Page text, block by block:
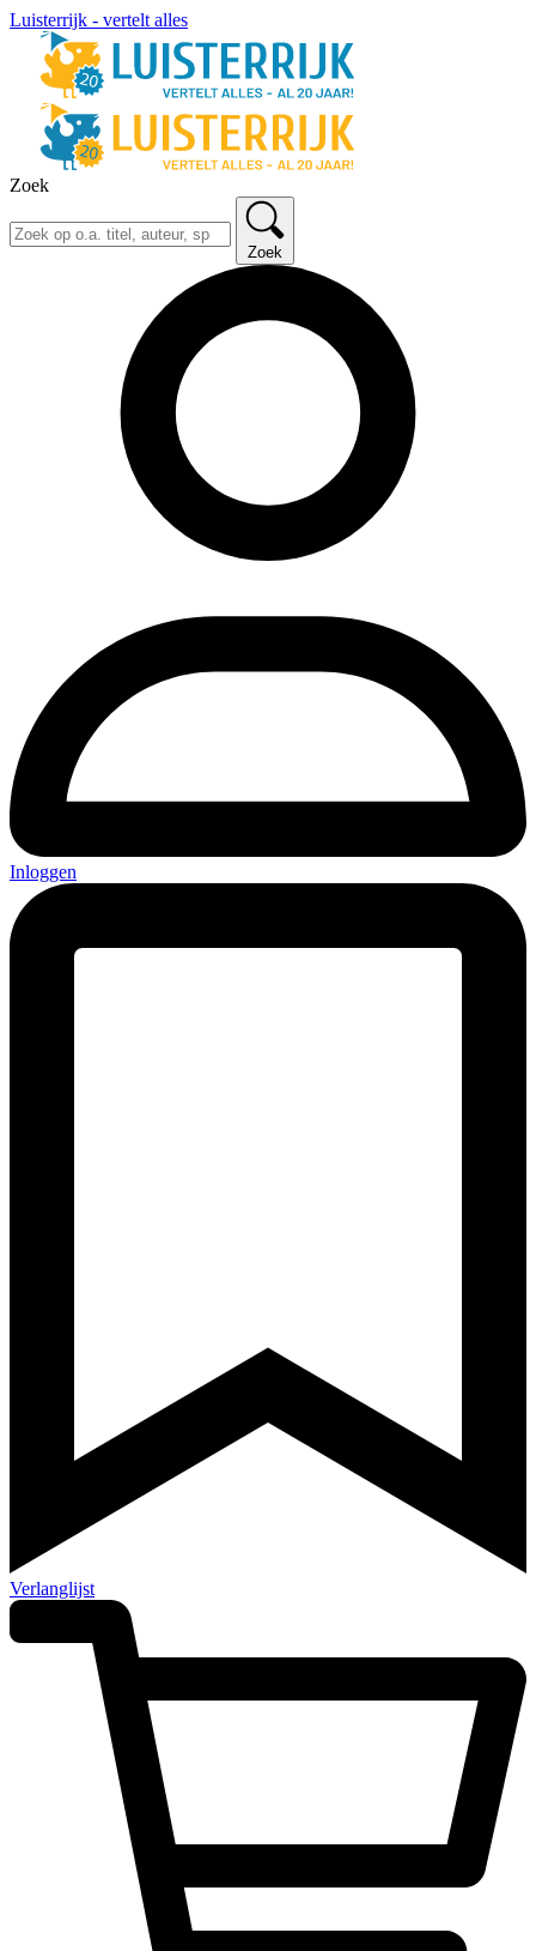
Luisterrijk - vertelt alles
Zoek
Zoek
Inloggen
Verlanglijst